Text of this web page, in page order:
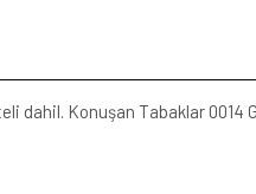
dahil. Konuşan Tabaklar 0014